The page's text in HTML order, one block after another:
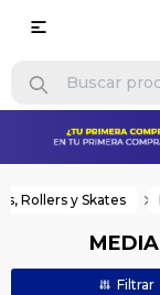

Rollers y Skates